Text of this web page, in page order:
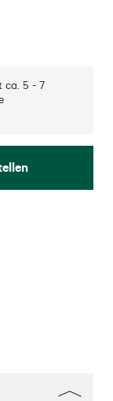
ca. 5 - 7